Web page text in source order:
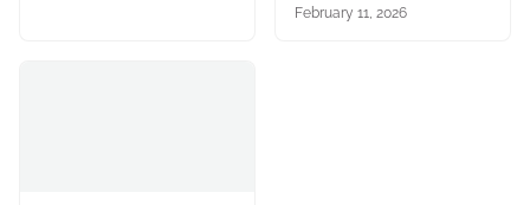
February 11, 2026